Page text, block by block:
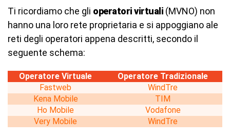
Ti ricordiamo che gli operatori virtuali (MVNO) non
hanno una loro rete proprietaria e si appoggiano ale
reti degli operatori appena descritti, secondo il
seguente schema:
Operatore Virtuale
Operatore Tradizionale
Fastweb
WindTre
Kena Mobile
TIM
Ho Mobile
Vodafone
Very Mobile
WindTre